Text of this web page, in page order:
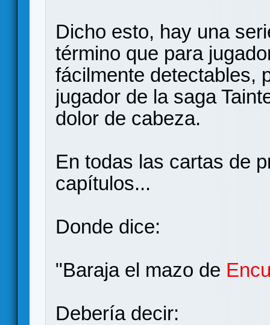
Dicho esto, hay una
término que para
fácilmente detectables,
jugador de la saga
dolor de cabeza.
En todas las cartas de
capítulos...
Donde dice:
"Baraja el mazo de
Debería decir: